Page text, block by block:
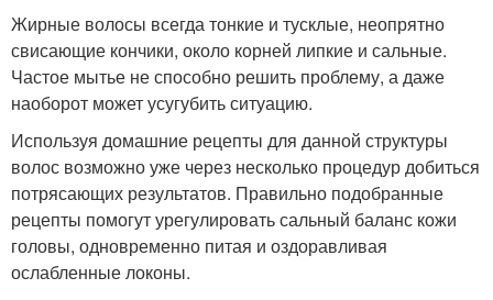
Жирные волосы всегда тонкие и тусклые, неопрятно
свисающие кончики, около корней липкие и сальные.
Частое мытье не способно решить проблему, а даже
наоборот может усугубить ситуацию.
Используя домашние рецепты для данной структуры
волос возможно уже через несколько процедур добиться
потрясающих результатов. Правильно подобранные
рецепты помогут урегулировать сальный баланс кожи
головы, одновременно питая и оздоравливая
ослабленные локоны.